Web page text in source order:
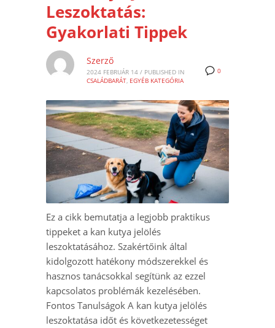
Leszoktatás:
Gyakorlati Tippek
0
Szerző
2024 FEBRUÁR 14 / PUBLISHED IN
CSALÁDBARÁT EGYÉB KATEGÓRIA
Ez a cikk bemutatja a legjobb praktikus
tippeket a kan kutya jelölés
leszoktatásához. Szakértőink által
kidolgozott hatékony módszerekkel és
hasznos tanácsokkal segítünk az ezzel
kapcsolatos problémák kezelésében.
Fontos Tanulságok A kan kutya jelölés
leszoktatása időt és következetességet